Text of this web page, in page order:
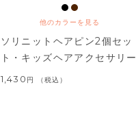
他のカラーを見る
ソリニットヘアピン2個セッ
ト・キッズヘアアクセサリー
1,430 税込